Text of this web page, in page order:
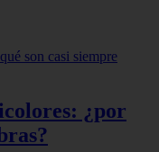
¿por